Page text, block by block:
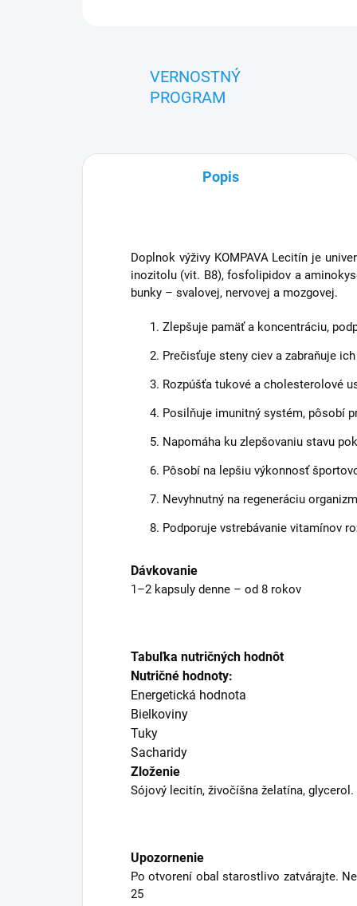
VERNOSTNÝ
PROGRAM
Popis
Doplnok výživy KOMPAVA Lecitín je
inozitolu (vit. B8), fosfolipidov a
bunky – svalovej, nervovej a mozgovej.
Zlepšuje pamäť a koncentráciu,
Prečisťuje steny ciev a zabraňuje
Rozpúšťa tukové a cholesterolové
Posilňuje imunitný systém, pôsobí
Napomáha ku zlepšovaniu stavu
Pôsobí na lepšiu výkonnosť
Nevyhnutný na regeneráciu
Podporuje vstrebávanie vitamínov
Dávkovanie
1–2 kapsuly denne – od 8 rokov
Tabuľka nutričných hodnôt
Nutričné hodnoty:
Energetická hodnota
Bielkoviny
Tuky
Sacharidy
Zloženie
Sójový lecitín, živočíšna želatína, glycerol.
Upozornenie
Po otvorení obal starostlivo zatvárajte.
25